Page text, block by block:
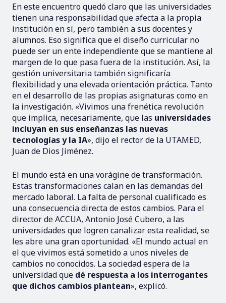
En este encuentro quedó claro que las universidades
tienen una responsabilidad que afecta a la propia
institución en sí, pero también a sus docentes y
alumnos. Eso significa que el diseño curricular no
puede ser un ente independiente que se mantiene al
margen de lo que pasa fuera de la institución. Así, la
gestión universitaria también significaría
flexibilidad y una elevada orientación práctica. Tanto
en el desarrollo de las propias asignaturas como en
la investigación. «Vivimos una frenética revolución
que implica, necesariamente, que las universidades
incluyan en sus enseñanzas las nuevas
tecnologías y la IA», dijo el rector de la UTAMED,
Juan de Dios Jiménez.
El mundo está en una vorágine de transformación.
Estas transformaciones calan en las demandas del
mercado laboral. La falta de personal cualificado es
una consecuencia directa de estos cambios. Para el
director de ACCUA, Antonio José Cubero, a las
universidades que logren canalizar esta realidad, se
les abre una gran oportunidad. «El mundo actual en
el que vivimos está sometido a unos niveles de
cambios no conocidos. La sociedad espera de la
universidad que dé respuesta a los interrogantes
que dichos cambios plantean», explicó.